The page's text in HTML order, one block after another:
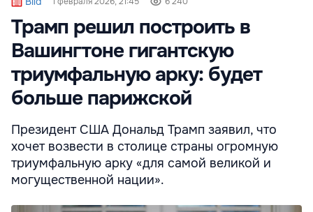
Трамп решил построить в
Вашингтоне гигантскую
триумфальную арку: будет
больше парижской
Президент США Дональд Трамп заявил, что
хочет возвести в столице страны огромную
триумфальную арку «для самой великой и
могущественной нации».